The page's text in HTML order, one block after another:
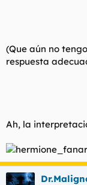
(Que aún no
respuesta
Ah, la